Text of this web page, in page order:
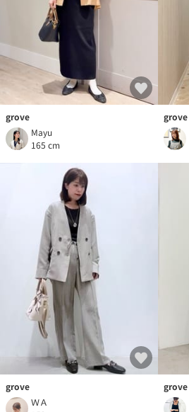
grove
Mayu
165 cm
grove
grove
ＷＡ
grove